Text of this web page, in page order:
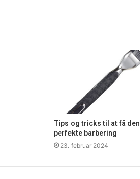
Tips og tricks til at få den
perfekte barbering
23. februar 2024